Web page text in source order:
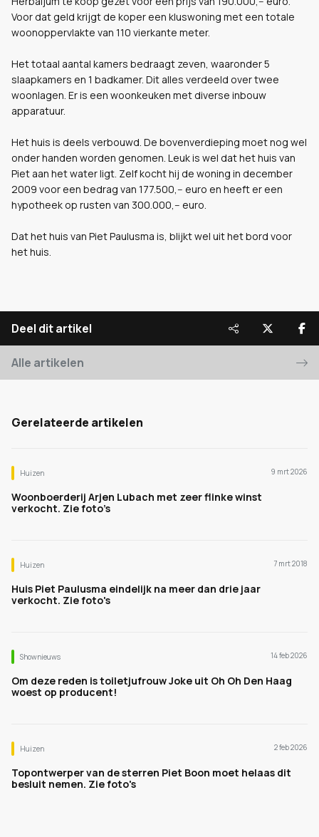
Voor dat geld krijgt de koper een kluswoning met een totale
woonoppervlakte van 110 vierkante meter.
Het totaal aantal kamers bedraagt zeven, waaronder 5
slaapkamers en 1 badkamer. Dit alles verdeeld over twee
woonlagen. Er is een woonkeuken met diverse inbouw
apparatuur.
Het huis is deels verbouwd. De bovenverdieping moet nog wel
onder handen worden genomen. Leuk is wel dat het huis van
Piet aan het water ligt. Zelf kocht hij de woning in december
2009 voor een bedrag van 177.500,-- euro en heeft er een
hypotheek op rusten van 300.000,-- euro.
Dat het huis van Piet Paulusma is, blijkt wel uit het bord voor
het huis.
Deel dit artikel
Alle artikelen
Gerelateerde artikelen
Huizen 9 mrt 2026
Woonboerderij Arjen Lubach met zeer flinke winst
verkocht. Zie foto’s
Huizen 7 mrt 2018
Huis Piet Paulusma eindelijk na meer dan drie jaar
verkocht. Zie foto's
Shownieuws 14 feb 2026
Om deze reden is toiletjufrouw Joke uit Oh Oh Den Haag
woest op producent!
Huizen 2 feb 2026
Topontwerper van de sterren Piet Boon moet helaas dit
besluit nemen. Zie foto's